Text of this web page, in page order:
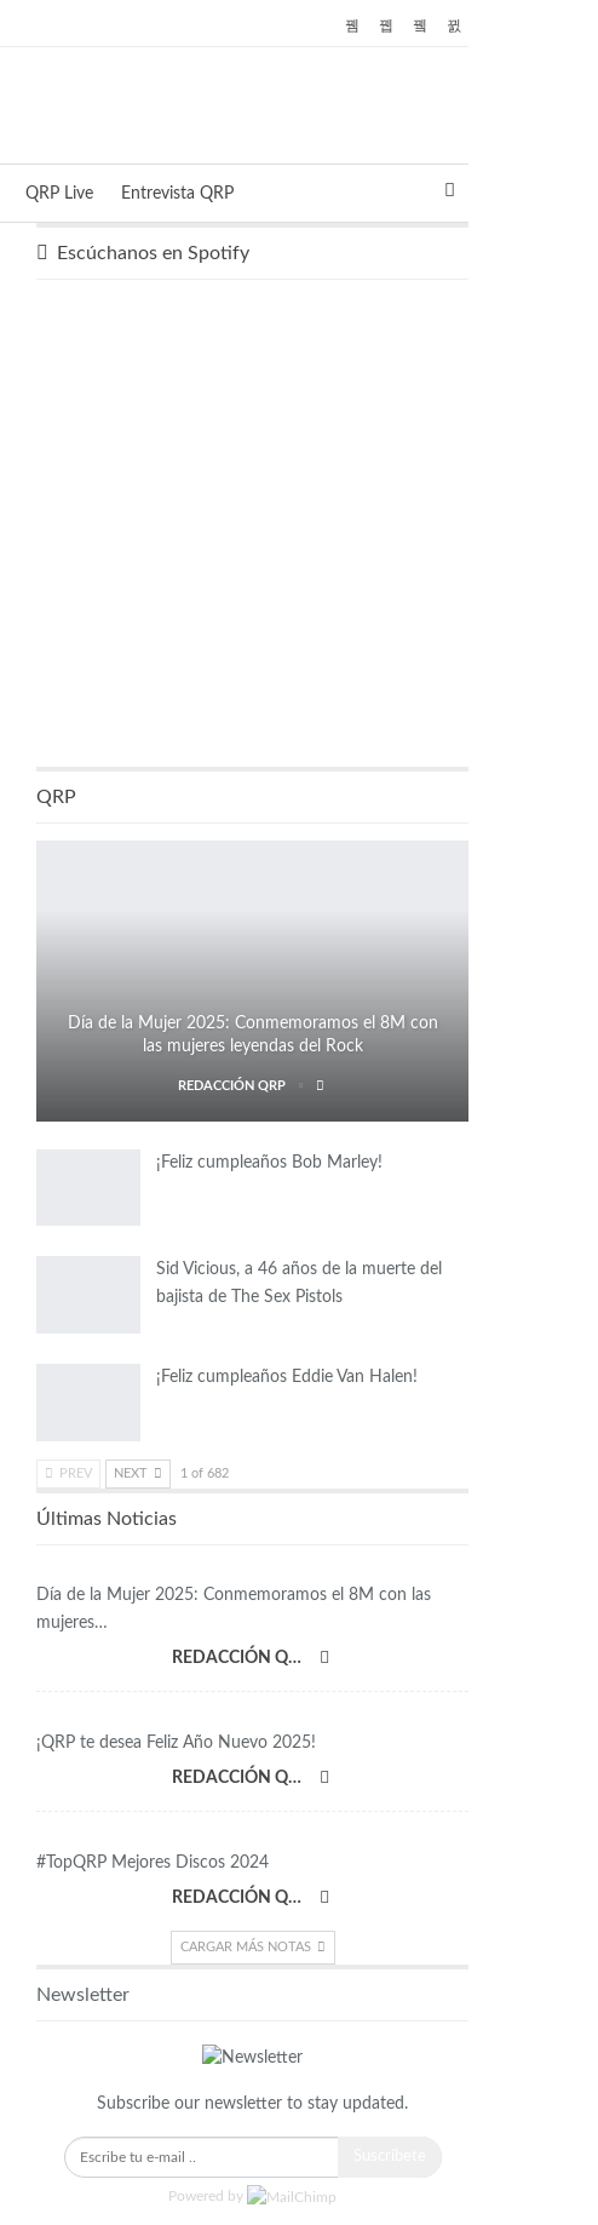
QRP Live Entrevista QRP
Escúchanos en Spotify
QRP
Día de la Mujer 2025: Conmemoramos el 8M con
las mujeres leyendas del Rock
REDACCIÓN QRP
¡Feliz cumpleaños Bob Marley!
Sid Vicious, a 46 años de la muerte del
bajista de The Sex Pistols
¡Feliz cumpleaños Eddie Van Halen!
PREV NEXT 1 of 682
Últimas Noticias
Día de la Mujer 2025: Conmemoramos el 8M con las
mujeres…
REDACCIÓN QRP
¡QRP te desea Feliz Año Nuevo 2025!
REDACCIÓN QRP
#TopQRP Mejores Discos 2024
REDACCIÓN QRP
CARGAR MÁS NOTAS
Newsletter
Subscribe our newsletter to stay updated.
Powered by